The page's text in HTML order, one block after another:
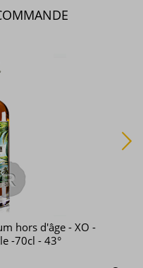
hors d'âge - XO -
-70cl - 43°